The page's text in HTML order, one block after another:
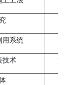
用系统
技术 深